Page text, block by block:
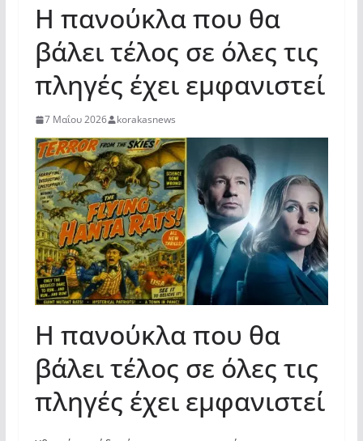
H πανούκλα που θα
βάλει τέλος σε όλες τις
πληγές έχει εμφανιστεί
7 Μαΐου 2026 korakasnews
H πανούκλα που θα
βάλει τέλος σε όλες τις
πληγές έχει εμφανιστεί